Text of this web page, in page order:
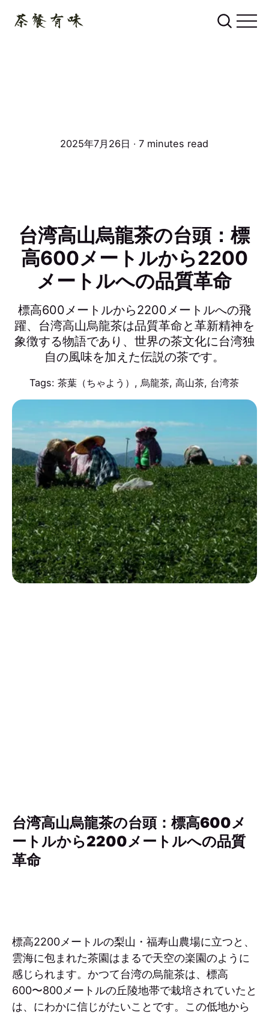
2025年7月26日 ∙ 7 minutes read
台湾高山烏龍茶の台頭：標
高600メートルから2200
メートルへの品質革命
標高600メートルから2200メートルへの飛
躍、台湾高山烏龍茶は品質革命と革新精神を
象徴する物語であり、世界の茶文化に台湾独
自の風味を加えた伝説の茶です。
Tags:茶葉（ちゃよう） , 烏龍茶,高山茶, 台湾茶
台湾高山烏龍茶の台頭：標高600メ
ートルから2200メートルへの品質
革命
標高2200メートルの梨山・福寿山農場に立つと、
雲海に包まれた茶園はまるで天空の楽園のように
感じられます。かつて台湾の烏龍茶は、標高
600〜800メートルの丘陵地帯で栽培されていたと
は、にわかに信じがたいことです。この低地から